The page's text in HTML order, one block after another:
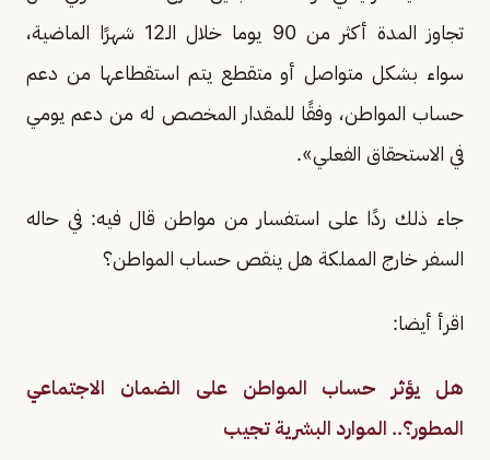
تجاوز المدة أكثر من 90 يوما خلال الـ12 شهرًا الماضية،
سواء بشكل متواصل أو متقطع يتم استقطاعها من دعم
حساب المواطن، وفقًا للمقدار المخصص له من دعم يومي
في الاستحقاق الفعلي».
جاء ذلك ردًا على استفسار من مواطن قال فيه: في حاله
السفر خارج المملكة هل ينقص حساب المواطن؟
اقرأ أيضا:
هل يؤثر حساب المواطن على الضمان الاجتماعي
المطور؟.. الموارد البشرية تجيب